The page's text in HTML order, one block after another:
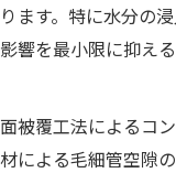
ます。特に水分の
響を最小限に抑え
被覆工法によるコ
による毛細管空隙